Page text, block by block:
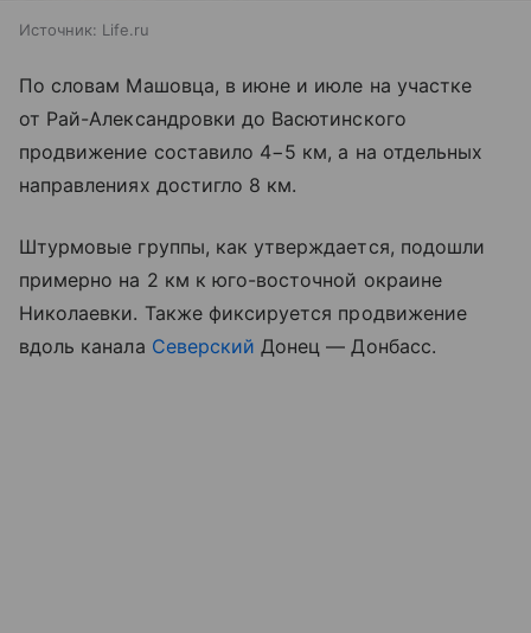
Источник: Life.ru
По словам Машовца, в июне и июле на участке
от Рай-Александровки до Васютинского
продвижение составило 4−5 км, а на отдельных
направлениях достигло 8 км.
Штурмовые группы, как утверждается, подошли
примерно на 2 км к юго-восточной окраине
Николаевки. Также фиксируется продвижение
вдоль канала Северский Донец — Донбасс.